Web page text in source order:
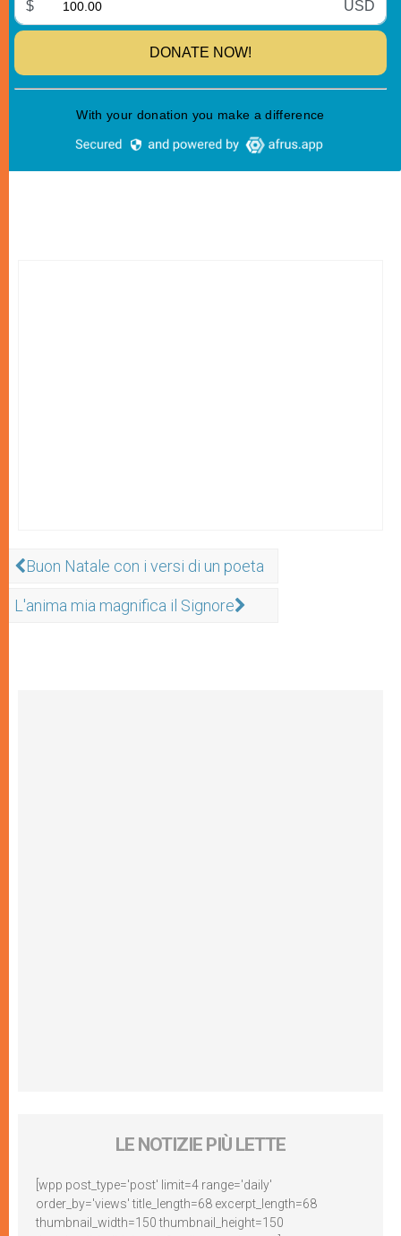
Buon Natale con i versi di un poeta
L'anima mia magnifica il Signore
LE NOTIZIE PIÙ LETTE
[wpp post_type='post' limit=4 range='daily'
order_by='views' title_length=68 excerpt_length=68
thumbnail_width=150 thumbnail_height=150